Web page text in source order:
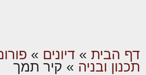
דף הבית » דיונים »
תכנון ובניה » קיר תמך